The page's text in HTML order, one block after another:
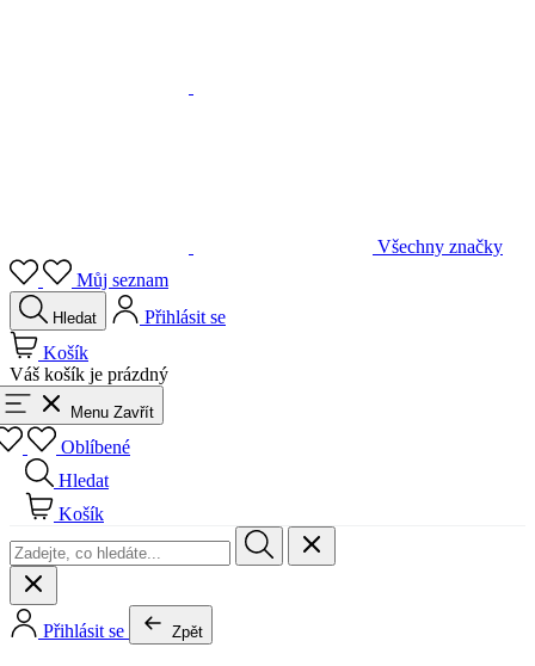
Můj seznam
Hledat
Přihlásit se
Košík
Váš košík je prázdný
Menu Zavřít
Oblíbené
Hledat
Košík
Přihlásit se Zpět